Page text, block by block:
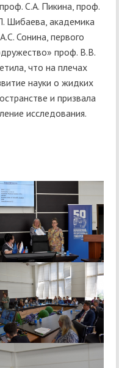
С.А. Пикина, проф.
Шибаева, академика
Сонина, первого
проф. В.В.
что на плечах
науки о жидких
и призвала
исследования.